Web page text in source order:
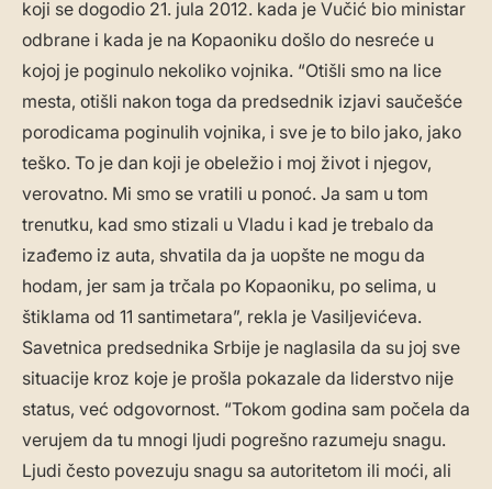
koji se dogodio 21. jula 2012. kada je Vučić bio ministar
odbrane i kada je na Kopaoniku došlo do nesreće u
kojoj je poginulo nekoliko vojnika. “Otišli smo na lice
mesta, otišli nakon toga da predsednik izjavi saučešće
porodicama poginulih vojnika, i sve je to bilo jako, jako
teško. To je dan koji je obeležio i moj život i njegov,
verovatno. Mi smo se vratili u ponoć. Ja sam u tom
trenutku, kad smo stizali u Vladu i kad je trebalo da
izađemo iz auta, shvatila da ja uopšte ne mogu da
hodam, jer sam ja trčala po Kopaoniku, po selima, u
štiklama od 11 santimetara”, rekla je Vasiljevićeva.
Savetnica predsednika Srbije je naglasila da su joj sve
situacije kroz koje je prošla pokazale da liderstvo nije
status, već odgovornost. “Tokom godina sam počela da
verujem da tu mnogi ljudi pogrešno razumeju snagu.
Ljudi često povezuju snagu sa autoritetom ili moći, ali